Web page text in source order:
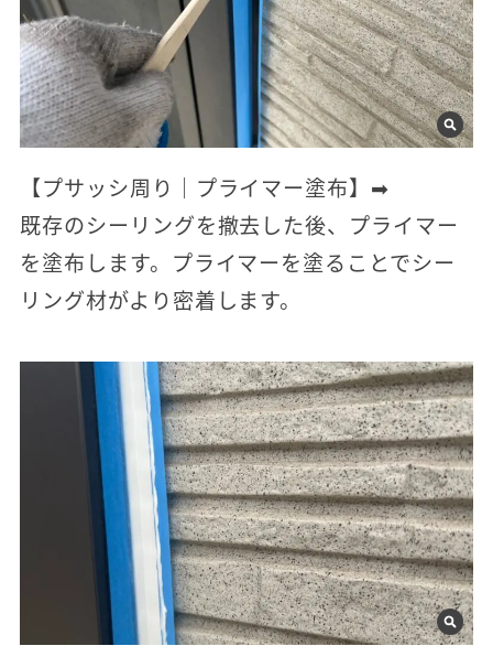
【プサッシ周り｜プライマー塗布】➡
既存のシーリングを撤去した後、プライマー
を塗布します。プライマーを塗ることでシー
リング材がより密着します。